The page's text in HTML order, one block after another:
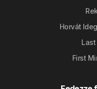
Horvát
First